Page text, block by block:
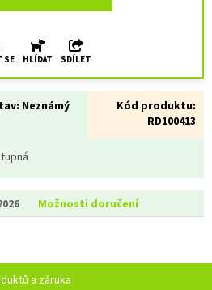
SE HLÍDAT SDÍLET
Neznámý
Kód produktu:
RD100413
Možnosti doručení
a záruka